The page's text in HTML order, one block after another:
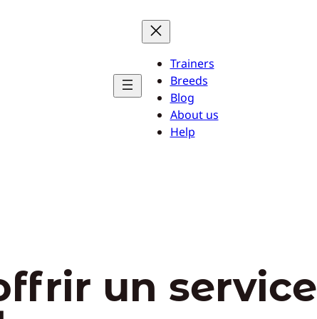
Trainers
Breeds
Blog
About us
Help
un service